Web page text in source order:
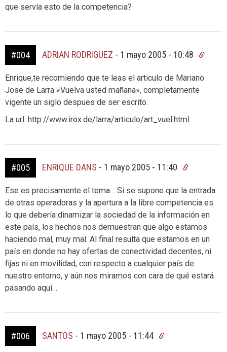
que servía esto de la competencia?
#004 ADRIAN RODRIGUEZ - 1 mayo 2005 - 10:48
Enrique,te recomiendo que te leas el articulo de Mariano
Jose de Larra «Vuelva usted mañana», completamente
vigente un siglo despues de ser escrito.
La url: http://www.irox.de/larra/articulo/art_vuel.html
#005 ENRIQUE DANS - 1 mayo 2005 - 11:40
Ese es precisamente el tema… Si se supone que la entrada
de otras operadoras y la apertura a la libre competencia es
lo que debería dinamizar la sociedad de la información en
este país, los hechos nos demuestran que algo estamos
haciendo mal, muy mal. Al final resulta que estamos en un
país en donde no hay ofertas de conectividad decentes, ni
fijas ni en movilidad, con respecto a cualquier país de
nuestro entorno, y aún nos miramos con cara de qué estará
pasando aquí…
#006 SANTOS - 1 mayo 2005 - 11:44